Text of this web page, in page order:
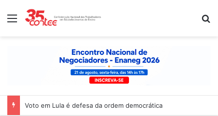
Menu
Voto em Lula é defesa da ordem democrática